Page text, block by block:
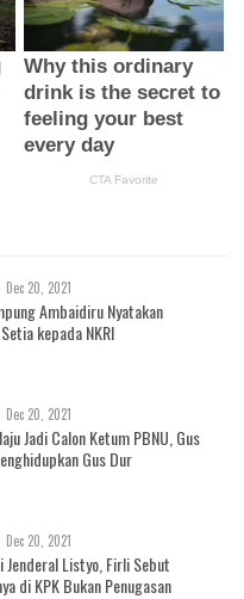
Dec 20, 2021
Ambaidiru Nyatakan
kepada NKRI
Dec 20, 2021
Jadi Calon Ketum PBNU, Gus
Gus Dur
Dec 20, 2021
Jenderal Listyo, Firli Sebut
di KPK Bukan Penugasan